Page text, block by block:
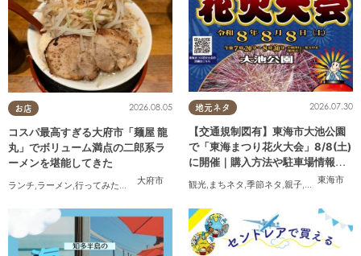
お店
大府市
2026.08.05
コスパ最高すぎる大府市「麺屋 龍
丸」でボリューム満点の二郎系ラ
ーメンを堪能してきた
ランチ ラーメン 行ってみたレポ ,おひとりさま,コスパ抜群
地元ネタ
東海市
2026.07.30
【交通規制図有】東海市大池公園
で「東海まつり花火大会」8/8(土)
に開催｜購入方法や駐車場情報
は？
観光, まちネタ ,季節ネタ ,親子,夫婦,家族